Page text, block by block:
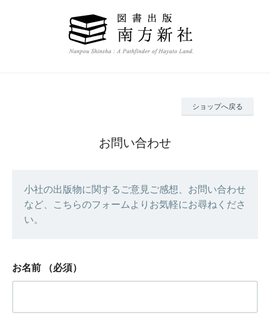
ショップへ戻る
お問い合わせ
小社の出版物に関するご意見ご感想、お問い合わせ
など、こちらのフォームよりお気軽にお尋ねくださ
い。
お名前 （必須）